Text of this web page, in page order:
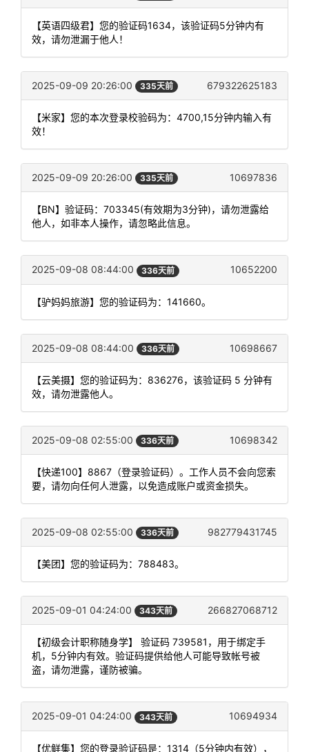
【英语四级君】您的验证码1634，该验证码5分钟内有
效，请勿泄漏于他人！
2025-09-09 20:26:00 335天前 679322625183
【米家】您的本次登录校验码为：4700,15分钟内输入有
效！
2025-09-09 20:26:00 335天前 10697836
【BN】验证码：703345(有效期为3分钟)，请勿泄露给
他人，如非本人操作，请忽略此信息。
2025-09-08 08:44:00 336天前 10652200
【驴妈妈旅游】您的验证码为：141660。
2025-09-08 08:44:00 336天前 10698667
【云美摄】您的验证码为：836276，该验证码 5 分钟有
效，请勿泄露他人。
2025-09-08 02:55:00 336天前 10698342
【快递100】8867（登录验证码）。工作人员不会向您索
要，请勿向任何人泄露，以免造成账户或资金损失。
2025-09-08 02:55:00 336天前 982779431745
【美团】您的验证码为：788483。
2025-09-01 04:24:00 343天前 266827068712
【初级会计职称随身学】 验证码 739581，用于绑定手
机，5分钟内有效。验证码提供给他人可能导致帐号被
盗，请勿泄露，谨防被骗。
2025-09-01 04:24:00 343天前 10694934
【优鲜集】您的登录验证码是：1314（5分钟内有效），